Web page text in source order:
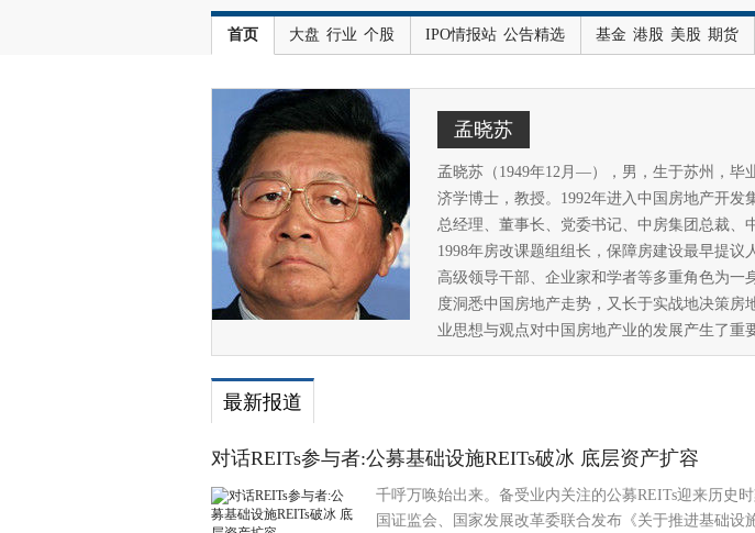
首页 大盘 行业 个股 IPO情报站 公告精选 基金 港股 美股 期货
孟晓苏
孟晓苏（1949年12月—），男，生于苏州，毕
济学博士，教授。1992年进入中国房地产开发
总经理、董事长、党委书记、中房集团总裁、
1998年房改课题组组长，保障房建设最早提议
高级领导干部、企业家和学者等多重角色为一
度洞悉中国房地产走势，又长于实战地决策房
业思想与观点对中国房地产业的发展产生了重
最新报道
对话REITs参与者:公募基础设施REITs破冰 底层资产扩容
千呼万唤始出来。备受业内关注的公募REITs迎来历史
国证监会、国家发展改革委联合发布《关于推进基础设